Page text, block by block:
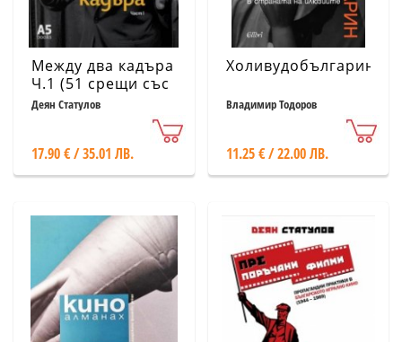
Между два кадъра
Ч.1 (51 срещи със
съвременни
кино)
Деян Статулов
17.90 € / 35.01 ЛВ.
Холивудобългарин
Владимир Тодоров
11.25 € / 22.00 ЛВ.